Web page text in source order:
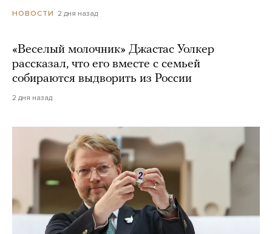
НОВОСТИ 2 дня назад
«Веселый молочник» Джастас Уолкер
рассказал, что его вместе с семьей
собираются выдворить из России
2 дня назад